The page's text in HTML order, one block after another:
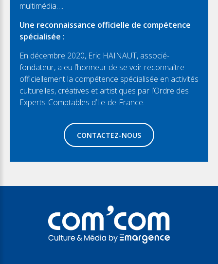
multimédia….
Une reconnaissance officielle de compétence
spécialisée :
En décembre 2020, Eric HAINAUT, associé-
fondateur, a eu l’honneur de se voir reconnaitre
officiellement la compétence spécialisée en activités
culturelles, créatives et artistiques par l’Ordre des
Experts-Comptables d’Ile-de-France.
CONTACTEZ-NOUS